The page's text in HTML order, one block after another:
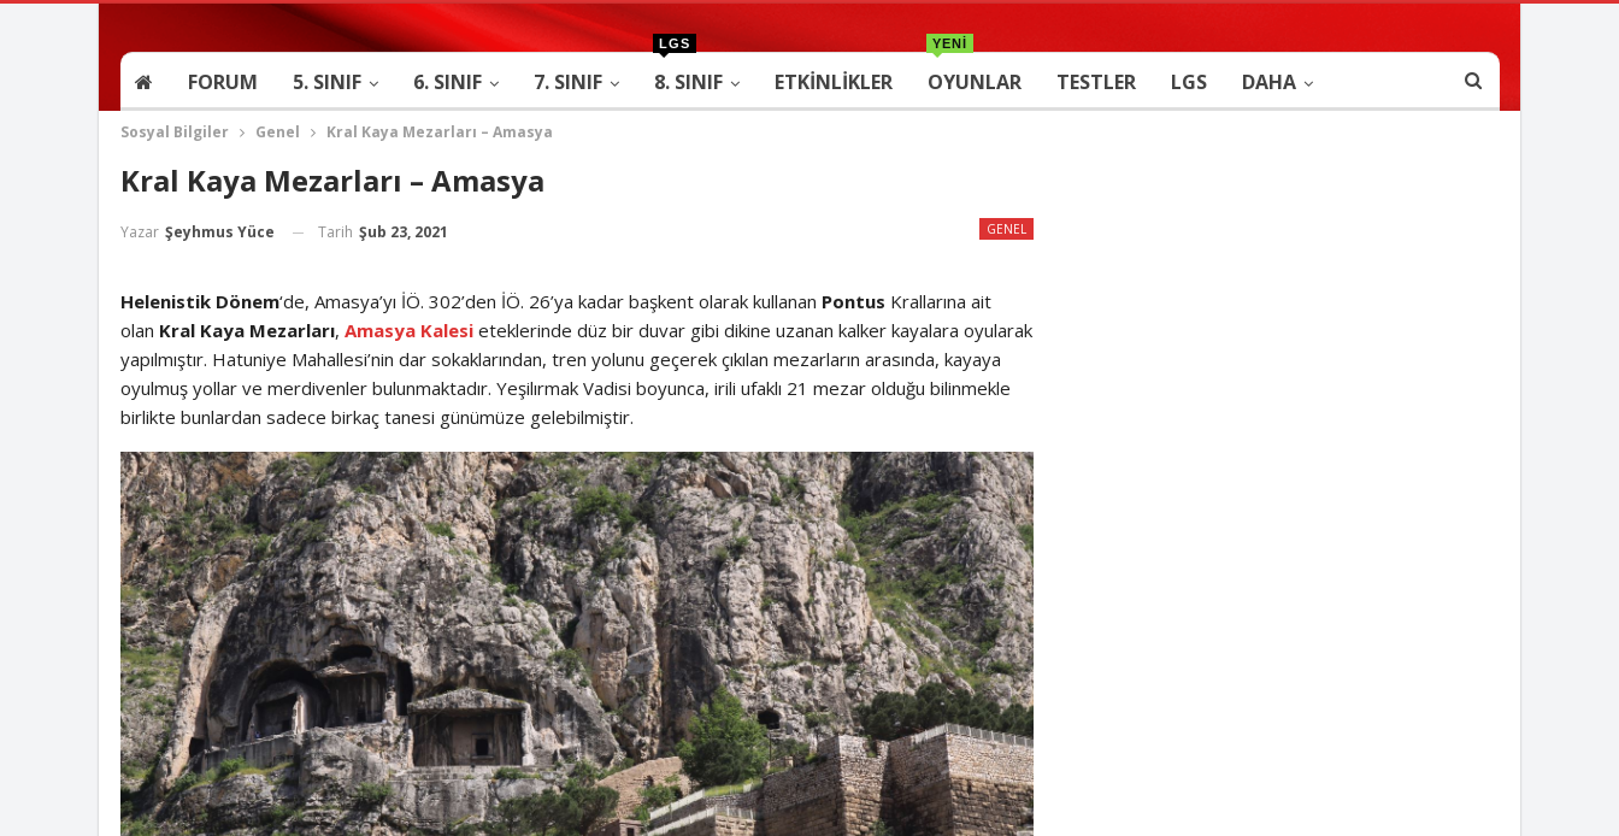
FORUM 5. SINIF 6. SINIF 7. SINIF 8. SINIF
LGS
ETKINLIKLER OYUNLAR
YENİ
TESTLER LGS DAHA
Sosyal Bilgiler Genel Kral Kaya Mezarları – Amasya
Kral Kaya Mezarları – Amasya
GENEL
Yazar Şeyhmus Yüce Tarih Şub 23, 2021
Helenistik Dönem‘de, Amasya’yı İÖ. 302’den İÖ. 26’ya kadar başkent olarak kullanan Pontus Krallarına ait
olan Kral Kaya Mezarları, Amasya Kalesieteklerinde düz bir duvar gibi dikine uzanan kalker kayalara oyularak
yapılmıştır. Hatuniye Mahallesi’nin dar sokaklarından, tren yolunu geçerek çıkılan mezarların arasında, kayaya
oyulmuş yollar ve merdivenler bulunmaktadır. Yeşilırmak Vadisi boyunca, irili ufaklı 21 mezar olduğu bilinmekle
birlikte bunlardan sadece birkaç tanesi günümüze gelebilmiştir.